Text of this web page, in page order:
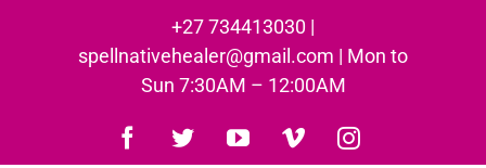
+27 734413030 |
spellnativehealer@gmail.com | Mon to
Sun 7:30AM – 12:00AM
Facebook
TwitterYouTubeVimeoInstagram